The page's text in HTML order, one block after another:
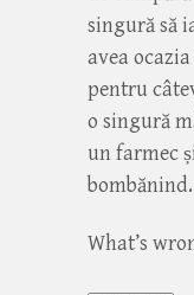
singură să
avea
pentru
o singură
un farmec
bombănind.
What’s